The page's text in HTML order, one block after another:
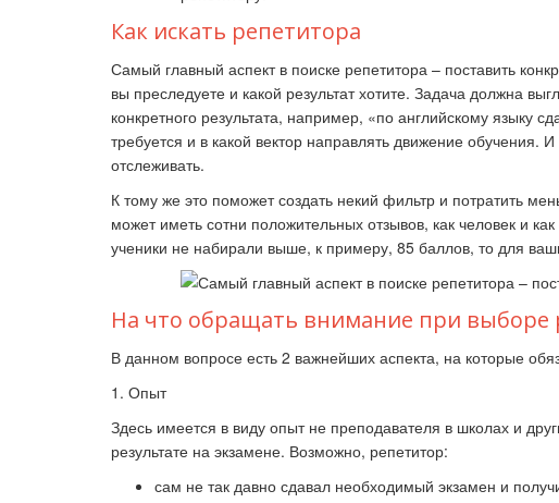
Как искать репетитора
Самый главный аспект в поиске репетитора – поставить
вы преследуете и какой результат хотите. Задача должна
конкретного результата, например, «по английскому языку
требуется и в какой вектор направлять движение обучения.
отслеживать.
К тому же это поможет создать некий фильтр и потратить
может иметь сотни положительных отзывов, как человек и
ученики не набирали выше, к примеру, 85 баллов, то для
На что обращать внимание при выборе
В данном вопросе есть 2 важнейших аспекта, на которые
1. Опыт
Здесь имеется в виду опыт не преподавателя в школах и
результате на экзамене. Возможно, репетитор:
сам не так давно сдавал необходимый экзамен и